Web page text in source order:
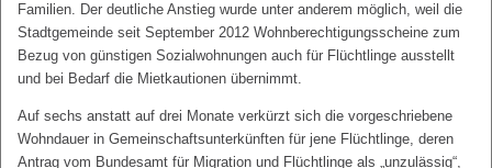
Familien. Der deutliche Anstieg wurde unter anderem möglich, weil die
Stadtgemeinde seit September 2012 Wohnberechtigungsscheine zum
Bezug von günstigen Sozialwohnungen auch für Flüchtlinge ausstellt
und bei Bedarf die Mietkautionen übernimmt.
Auf sechs anstatt auf drei Monate verkürzt sich die vorgeschriebene
Wohndauer in Gemeinschaftsunterkünften für jene Flüchtlinge, deren
Antrag vom Bundesamt für Migration und Flüchtlinge als „unzulässig“,